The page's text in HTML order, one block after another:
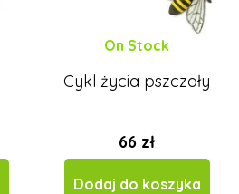
On Stock
Cykl życia pszczoły
66 zł
Dodaj do koszyka